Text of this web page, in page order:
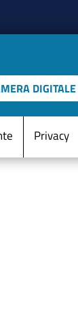
DIGITALE
Privacy